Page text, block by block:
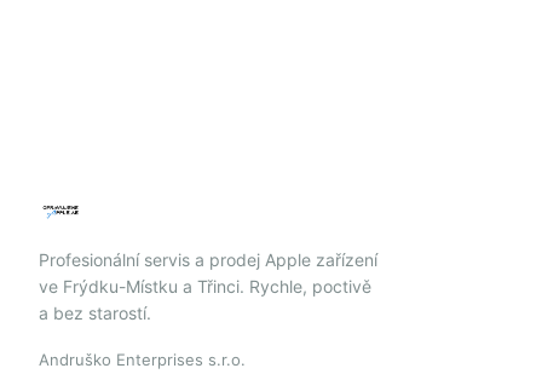
Profesionální servis a prodej Apple zařízení
ve Frýdku-Místku a Třinci. Rychle, poctivě
a bez starostí.
Andruško Enterprises s.r.o.